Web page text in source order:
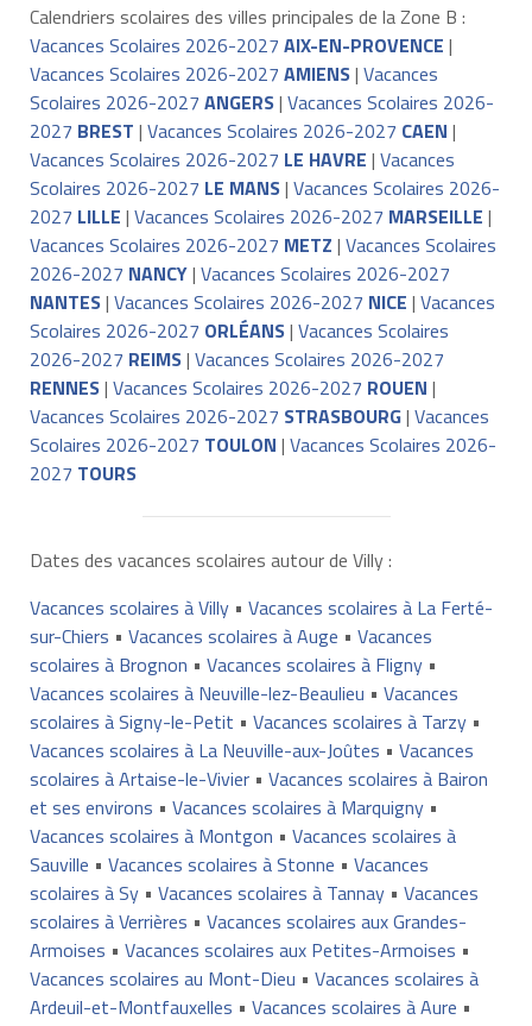
Calendriers scolaires des villes principales de la Zone B :
Vacances Scolaires 2026-2027 AIX-EN-PROVENCE |
Vacances Scolaires 2026-2027 AMIENS| Vacances
Scolaires 2026-2027 ANGERS| Vacances Scolaires 2026-
2027 BREST | Vacances Scolaires 2026-2027 CAEN |
Vacances Scolaires 2026-2027 LE HAVRE | Vacances
Scolaires 2026-2027 LE MANS| Vacances Scolaires 2026-
2027 LILLE | Vacances Scolaires 2026-2027 MARSEILLE |
Vacances Scolaires 2026-2027 METZ | Vacances Scolaires
2026-2027 NANCY| Vacances Scolaires 2026-2027
NANTES| Vacances Scolaires 2026-2027 NICE | Vacances
Scolaires 2026-2027 ORLÉANS| Vacances Scolaires
2026-2027 REIMS| Vacances Scolaires 2026-2027
RENNES| Vacances Scolaires 2026-2027 ROUEN |
Vacances Scolaires 2026-2027 STRASBOURG| Vacances
Scolaires 2026-2027 TOULON | Vacances Scolaires 2026-
2027 TOURS
Dates des vacances scolaires autour de Villy :
Vacances scolaires à Villy• Vacances scolaires à La Ferté-
sur-Chiers • Vacances scolaires à Auge • Vacances
scolaires à Brognon • Vacances scolaires à Fligny•
Vacances scolaires à Neuville-lez-Beaulieu • Vacances
scolaires à Signy-le-Petit • Vacances scolaires à Tarzy•
Vacances scolaires à La Neuville-aux-Joûtes • Vacances
scolaires à Artaise-le-Vivier• Vacances scolaires à Bairon
et ses environs • Vacances scolaires à Marquigny•
Vacances scolaires à Montgon • Vacances scolaires à
Sauville • Vacances scolaires à Stonne • Vacances
scolaires à Sy• Vacances scolaires à Tannay• Vacances
scolaires à Verrières • Vacances scolaires aux Grandes-
Armoises • Vacances scolaires aux Petites-Armoises •
Vacances scolaires au Mont-Dieu • Vacances scolaires à
Ardeuil-et-Montfauxelles • Vacances scolaires à Aure •